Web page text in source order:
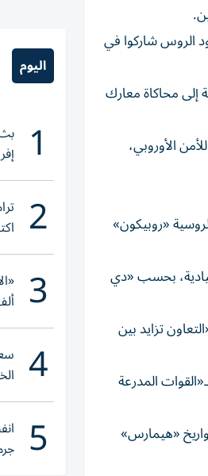
الروس شاركوا في
إلى محاكاة معارك
الأوروبي،
«روبيكون»
بعضهم مناصب قيادية، بحسب «دي
تزايد بين
تتعلق بـ«القوات المدرعة
«هيمارس»
اليوم
1
2
3
4
5